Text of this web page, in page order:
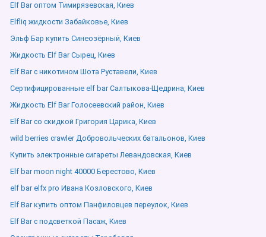
Elf Bar оптом Тимирязевская, Киев
Elfliq жидкости Забайковье, Киев
Эльф Бар купить Синеозёрный, Киев
Жидкость Elf Bar Сырец, Киев
Elf Bar с никотином Шота Руставели, Киев
Сертифицированные elf bar Салтыкова-Щедрина, Киев
Жидкость Elf Bar Голосеевский район, Киев
Elf Bar со скидкой Григория Царика, Киев
wild berries crawler Добровольческих батальонов, Киев
Купить электронные сигареты Левандовская, Киев
Elf bar moon night 40000 Берестово, Киев
elf bar elfx pro Ивана Козловского, Киев
Elf Bar купить оптом Панфиловцев переулок, Киев
Elf Bar с подсветкой Пасаж, Киев